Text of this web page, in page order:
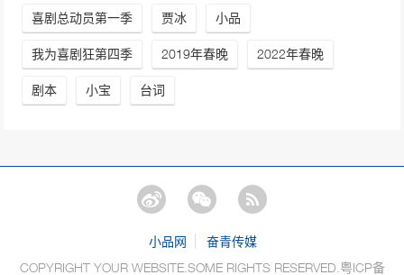
喜剧总动员第一季 贾冰 小品
我为喜剧狂第四季 2019年春晚 2022年春晚
剧本 小宝 台词
小品网
奋青传媒
COPYRIGHT YOUR WEBSITE.SOME RIGHTS RESERVED. 粤ICP备